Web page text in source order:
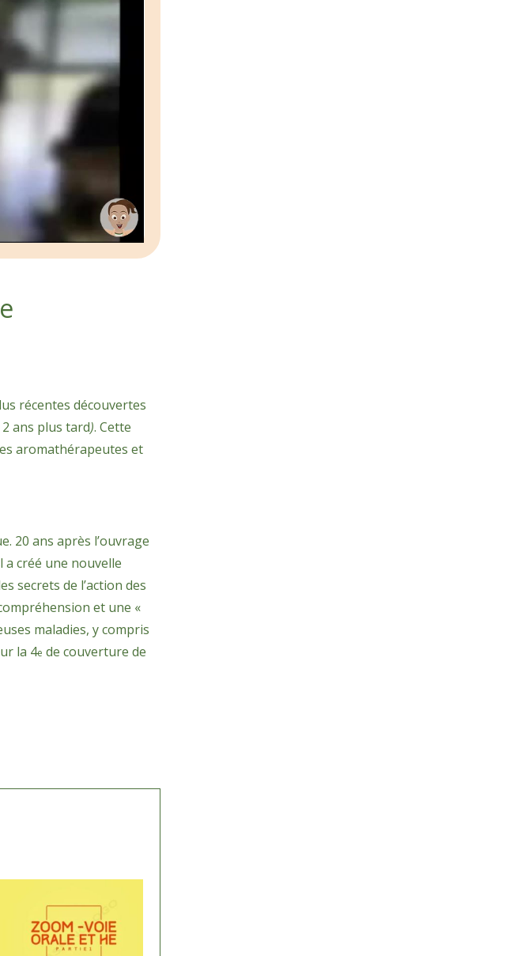
récentes découvertes
2 ans plus tard). Cette
aromathérapeutes et
20 ans après l’ouvrage
créé une nouvelle
secrets de l’action des
et une «
maladies, y compris
la 4e de couverture de